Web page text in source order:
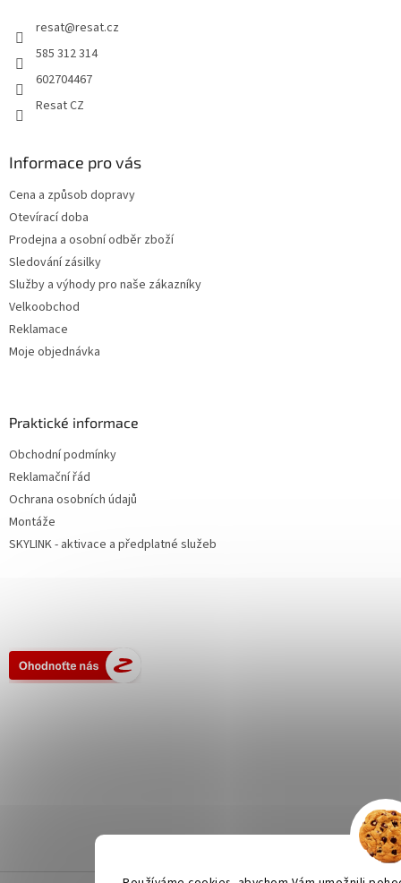
resat@resat.cz
585 312 314
602704467
Resat CZ
Informace pro vás
Cena a způsob dopravy
Otevírací doba
Prodejna a osobní odběr zboží
Sledování zásilky
Služby a výhody pro naše zákazníky
Velkoobchod
Reklamace
Moje objednávka
Praktické informace
Obchodní podmínky
Reklamační řád
Ochrana osobních údajů
Montáže
SKYLINK - aktivace a předplatné služeb